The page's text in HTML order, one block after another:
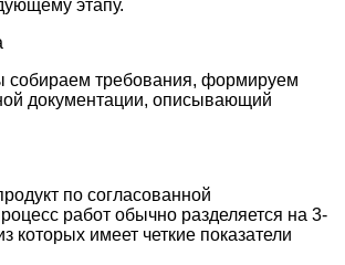
этапу.
собираем требования, формируем
документации, описывающий
по согласованной
работ обычно разделяется на 3-
которых имеет четкие показатели